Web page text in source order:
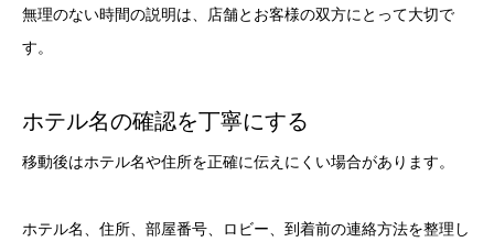
無理のない時間の説明は、店舗とお客様の双方にとって大切で
す。
ホテル名の確認を丁寧にする
移動後はホテル名や住所を正確に伝えにくい場合があります。
ホテル名、住所、部屋番号、ロビー、到着前の連絡方法を整理し